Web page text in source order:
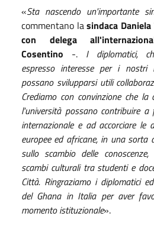
«Sta nascendo un'importante
commentano lasindaca Daniela
con delega
Cosentino -. I diplomatici,
espresso interesse per i nostri
possano svilupparsi utili
Crediamo con convinzione che
l'università possano contribuire a
internazionale e ad accorciare le
europee ed africane, in una sorta
sullo scambio delle
scambi culturali tra studenti e
Città. Ringraziamo i diplomatici
del Ghana in Italia per aver
momento istituzionale».